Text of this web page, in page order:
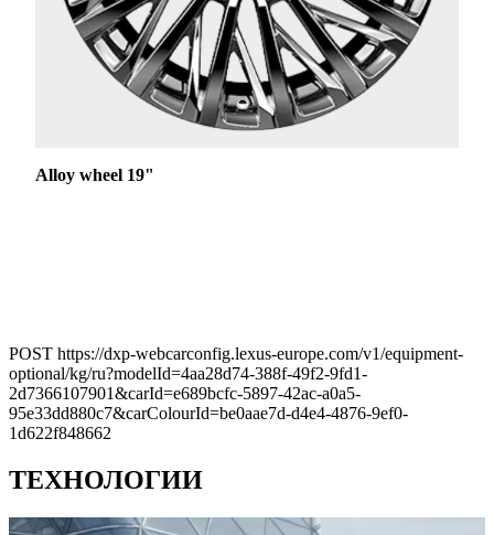
Alloy wheel 19"
POST https://dxp-webcarconfig.lexus-europe.com/v1/equipment-
optional/kg/ru?modelId=4aa28d74-388f-49f2-9fd1-
2d7366107901&carId=e689bcfc-5897-42ac-a0a5-
95e33dd880c7&carColourId=be0aae7d-d4e4-4876-9ef0-
1d622f848662
ТЕХНОЛОГИИ